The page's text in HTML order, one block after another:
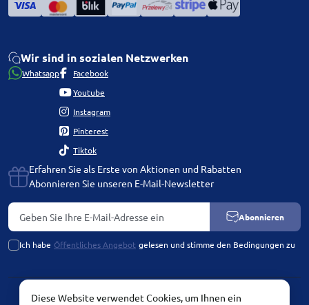
Wir sind in sozialen Netzwerken
Whatsapp Facebook
Youtube
Instagram
Pinterest
Tiktok
Erfahren Sie als Erste von Aktionen und Rabatten
Abonnieren Sie unseren E-Mail-Newsletter
Abonnieren
Ich habe Öffentliches Angebot gelesen und stimme den Bedingungen zu
Diese Website verwendet Cookies, um Ihnen ein